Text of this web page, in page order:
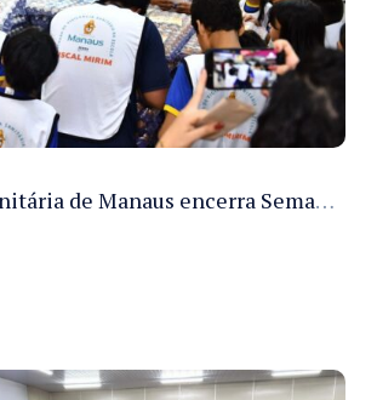
Vigilância sanitária de Manaus encerra Semana da Vigilância com painel para médicos recém-formados e projeto Fiscal Mirim